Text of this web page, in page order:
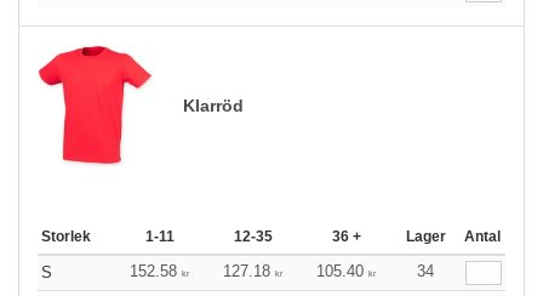
Klarröd
Storlek 1-11 12-35 36 + Lager Antal
S 152.58 kr 127.18 kr 105.40 kr
34